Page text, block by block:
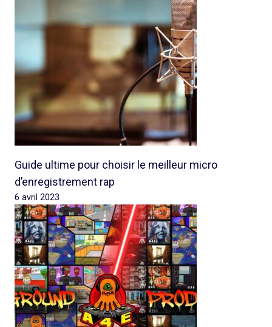
Guide ultime pour choisir le meilleur micro
d’enregistrement rap
6 avril 2023